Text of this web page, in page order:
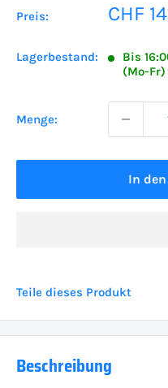
Preis: CHF
Lagerbestand:
Bis
(Mo-Fr)
Menge:
In
Teile dieses Produkt
Beschreibung